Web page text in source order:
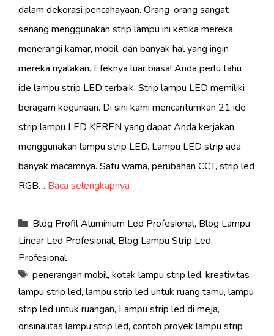
dalam dekorasi pencahayaan. Orang-orang sangat
senang menggunakan strip lampu ini ketika mereka
menerangi kamar, mobil, dan banyak hal yang ingin
mereka nyalakan. Efeknya luar biasa! Anda perlu tahu
ide lampu strip LED terbaik. Strip lampu LED memiliki
beragam kegunaan. Di sini kami mencantumkan 21 ide
strip lampu LED KEREN yang dapat Anda kerjakan
menggunakan lampu strip LED. Lampu LED strip ada
banyak macamnya. Satu warna, perubahan CCT, strip led
RGB… Baca selengkapnya
Kategori
Blog Profil Aluminium Led Profesional, Blog Lampu
Linear Led Profesional, Blog Lampu Strip Led
Profesional
Tag
penerangan mobil, kotak lampu strip led, kreativitas
lampu strip led, lampu strip led untuk ruang tamu, lampu
strip led untuk ruangan, Lampu strip led di meja,
orisinalitas lampu strip led, contoh proyek lampu strip